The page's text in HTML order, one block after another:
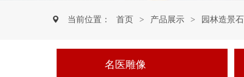
当前位置： 首页 > 产品展示 > 园林造景石
名医雕像